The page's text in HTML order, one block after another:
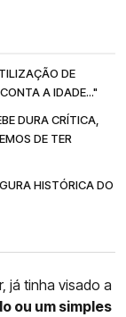
DE
A IDADE..."
DURA CRÍTICA,
DE TER
HISTÓRICA DO
já tinha visado a
ou um simples